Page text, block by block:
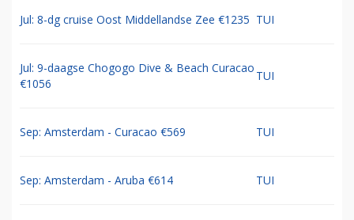
Jul: 8-dg cruise Oost Middellandse Zee €1235 TUI
Jul: 9-daagse Chogogo Dive & Beach Curacao
€1056
TUI
Sep: Amsterdam - Curacao €569 TUI
Sep: Amsterdam - Aruba €614 TUI